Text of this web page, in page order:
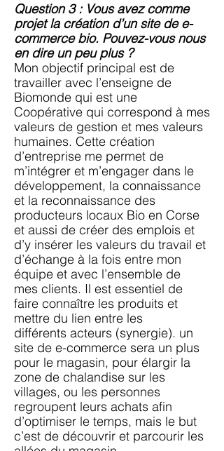
Question 3 : Vous avez comme
projet la création d’un site de e-
commerce bio. Pouvez-vousnous
en dire un peu plus ?
Mon objectif principal est de
travailler avec l’enseigne de
Biomonde qui est une
Coopérative qui correspond à mes
valeurs de gestion et mes valeurs
humaines. Cette création
d’entreprise me permet de
m’intégrer et m’engager dans le
développement, la connaissance
et la reconnaissance des
producteurs locaux Bio en Corse
et aussi de créer des emplois et
d’y insérer les valeurs du travail et
d’échange à la fois entre mon
équipe et avec l’ensemble de
mes clients. Il est essentiel de
faire connaître les produits et
mettre du lien entre les
différents acteurs (synergie). un
site de e-commerce sera un plus
pour le magasin, pour élargir la
zone de chalandise sur les
villages, ou les personnes
regroupent leurs achats afin
d’optimiser le temps, mais le but
c’est de découvrir et parcourir les